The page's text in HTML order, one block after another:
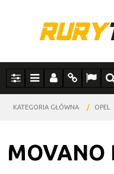
PanelMenuPanelInfoLang
KATEGORIA GŁÓWNA / OPEL
MOVANO